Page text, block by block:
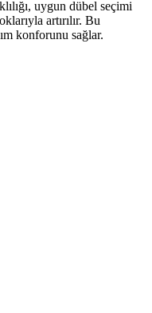
uygun dübel seçimi
artırılır. Bu
konforunu sağlar.